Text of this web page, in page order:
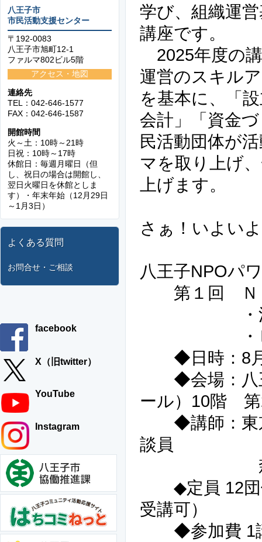
八王子市
市民活動支援センター
〒192-0083
八王子市旭町12-1
ファルマ802ビル5階
アクセス・地図
連絡先
TEL：042-646-1577
FAX：042-646-1587
開館時間
火～土：10時～21時
日祝：10時～17時
休館日：毎週月曜日（但
し、祝日の場合は開館し、
翌日火曜日を休館としま
す）・年末年始（12月29日
～1月3日）
よくある質問
お問合せ・ご相談
facebook
X（旧twitter）
YouTube
Instagram
学び、組織運
講座です。
2025年度の
運営のスキル
を基本に、「
会計」「資金
民活動団体が
マを取り上げ
上げます。
さぁ！いよい
八王子NPOパ
第１回 ＮＰ
・活動に
・ビジョ
◆日時：8月
◆会場：八王
ール）10階 第
◆講師：東
談員
森
◆定員 12団
受講可）
◆参加費 1